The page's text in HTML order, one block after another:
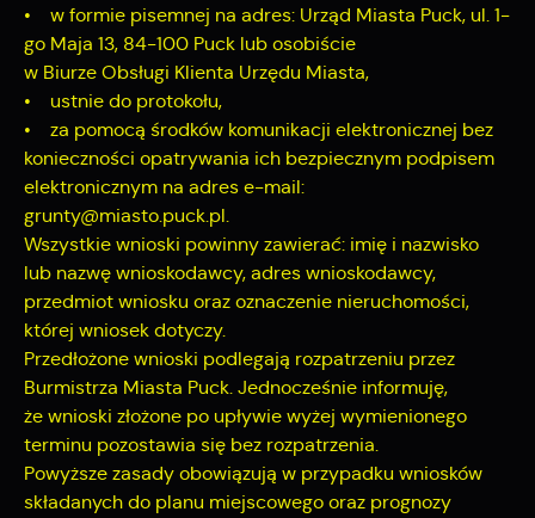
• w formie pisemnej na adres: Urząd Miasta Puck, ul. 1-
go Maja 13, 84-100 Puck lub osobiście
w Biurze Obsługi Klienta Urzędu Miasta,
• ustnie do protokołu,
• za pomocą środków komunikacji elektronicznej bez
konieczności opatrywania ich bezpiecznym podpisem
elektronicznym na adres e-mail:
grunty@miasto.puck.pl.
Wszystkie wnioski powinny zawierać: imię i nazwisko
lub nazwę wnioskodawcy, adres wnioskodawcy,
przedmiot wniosku oraz oznaczenie nieruchomości,
której wniosek dotyczy.
Przedłożone wnioski podlegają rozpatrzeniu przez
Burmistrza Miasta Puck. Jednocześnie informuję,
że wnioski złożone po upływie wyżej wymienionego
terminu pozostawia się bez rozpatrzenia.
Powyższe zasady obowiązują w przypadku wniosków
składanych do planu miejscowego oraz prognozy